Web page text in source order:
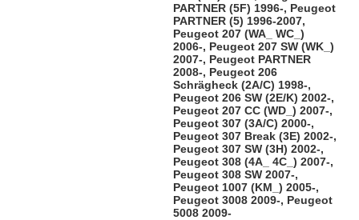
PARTNER (5F) 1996-, Peugeot
PARTNER (5) 1996-2007,
Peugeot 207 (WA_ WC_)
2006-, Peugeot 207 SW (WK_)
2007-, Peugeot PARTNER
2008-, Peugeot 206
Schrägheck (2A/C) 1998-,
Peugeot 206 SW (2E/K) 2002-,
Peugeot 207 CC (WD_) 2007-,
Peugeot 307 (3A/C) 2000-,
Peugeot 307 Break (3E) 2002-,
Peugeot 307 SW (3H) 2002-,
Peugeot 308 (4A_ 4C_) 2007-,
Peugeot 308 SW 2007-,
Peugeot 1007 (KM_) 2005-,
Peugeot 3008 2009-, Peugeot
5008 2009-